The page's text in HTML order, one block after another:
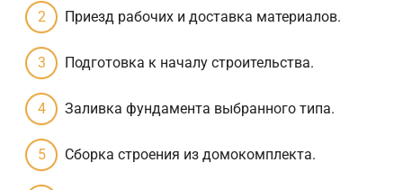
Приезд рабочих и доставка материалов.
Подготовка к началу строительства.
Заливка фундамента выбранного типа.
Сборка строения из домокомплекта.